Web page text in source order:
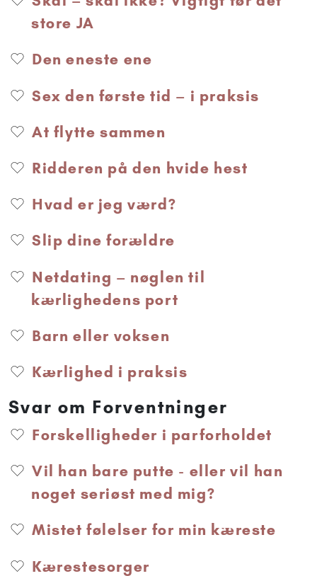
store JA
Den eneste ene
Sex den første tid – i praksis
At flytte sammen
Ridderen på den hvide hest
Hvad er jeg værd?
Slip dine forældre
Netdating – nøglen til
kærlighedens port
Barn eller voksen
Kærlighed i praksis
Svar om Forventninger
Forskelligheder i parforholdet
Vil han bare putte - eller vil han
noget seriøst med mig?
Mistet følelser for min kæreste
Kærestesorger